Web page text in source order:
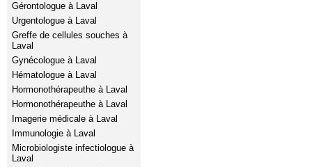
Gérontologue à Laval
Urgentologue à Laval
Greffe de cellules souches à
Laval
Gynécologue à Laval
Hématologue à Laval
Hormonothérapeuthe à Laval
Hormonothérapeuthe à Laval
Imagerie médicale à Laval
Immunologie à Laval
Microbiologiste infectiologue à
Laval